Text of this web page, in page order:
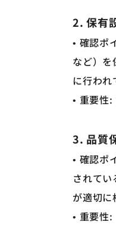
2. 保有
• 確認ポ
など）
に行われ
• 重要性
3. 品質
• 確認ポ
されて
が適切に
• 重要性